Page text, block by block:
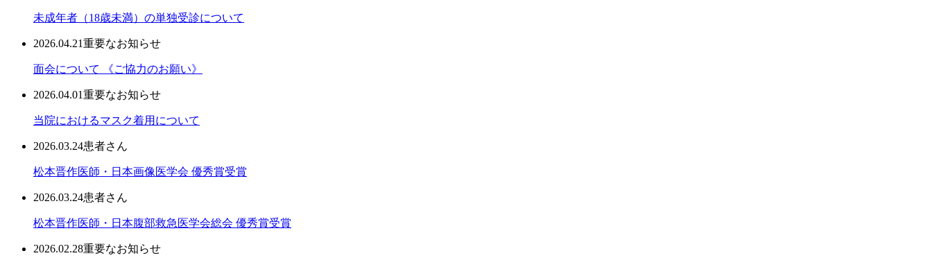
未成年者（18歳未満）の単独受診について
2026.04.21重要なお知らせ
面会について 《ご協力のお願い》
2026.04.01重要なお知らせ
当院におけるマスク着用について
2026.03.24患者さん
松本晋作医師・日本画像医学会 優秀賞受賞
2026.03.24患者さん
松本晋作医師・日本腹部救急医学会総会 優秀賞受賞
2026.02.28重要なお知らせ